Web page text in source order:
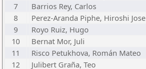
7
Barrios Rey, Carlos
8
Perez-Aranda Piphe, Hiroshi Jose
9
Royo Ruiz, Hugo
10
Bernat Mor, Juli
11
Risco Petukhova, Román Mateo
12
Julibert Graña, Teo